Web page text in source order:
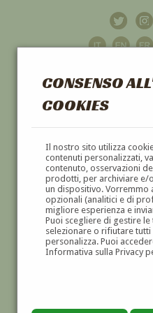
CONSENSO
COOKIES
Il nostro sito utilizza
contenuti personalizzati,
contenuto, osservazioni
prodotti, per archiviare e/
un dispositivo. Vorremmo
opzionali (analitici e di
migliore esperienza e
Puoi scegliere di gestire
selezionare o rifiutare
personalizza. Puoi
Informativa sulla Privacy
GALLERIA
DIPINTI E